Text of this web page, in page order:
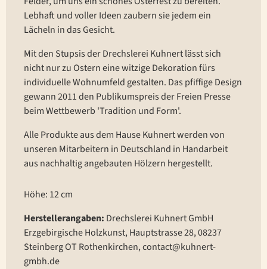
Lebhaft und voller Ideen zaubern sie jedem ein
Lächeln in das Gesicht.
Mit den Stupsis der Drechslerei Kuhnert lässt sich
nicht nur zu Ostern eine witzige Dekoration fürs
individuelle Wohnumfeld gestalten. Das pfiffige Design
gewann 2011 den Publikumspreis der Freien Presse
beim Wettbewerb 'Tradition und Form'.
Alle Produkte aus dem Hause Kuhnert werden von
unseren Mitarbeitern in Deutschland in Handarbeit
aus nachhaltig angebauten Hölzern hergestellt.
Höhe: 12 cm
Herstellerangaben: Drechslerei Kuhnert GmbH
Erzgebirgische Holzkunst, Hauptstrasse 28, 08237
Steinberg OT Rothenkirchen, contact@kuhnert-
gmbh.de